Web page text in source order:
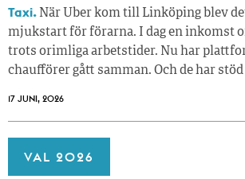
Taxi. När Uber kom till Linköping blev
mjukstart för förarna. I dag en inkomst
trots orimliga arbetstider. Nu har
chaufförer gått samman. Och de har stöd
17 JUNI, 2026
VAL 2026